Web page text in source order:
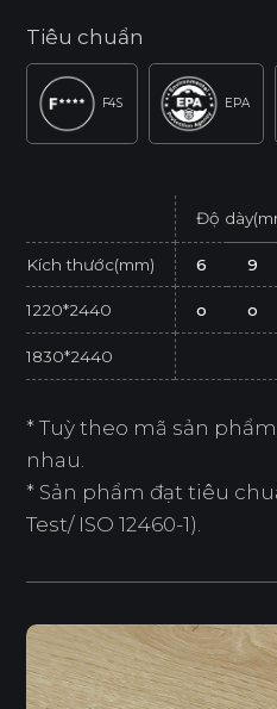
Tiêu chuẩn
F4S EPA
Độ
Kích thước(mm) 6 9
1220*2440 o o
1830*2440
* Tuỳ theo mã sản
nhau.
* Sản phẩm đạt tiêu
Test/ ISO 12460-1).